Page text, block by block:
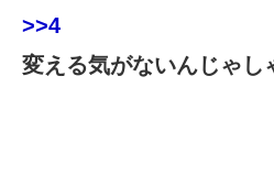
>>4
変える気がないんじゃし